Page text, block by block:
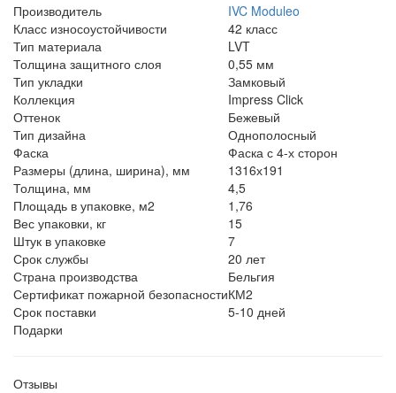
Производитель
IVC Moduleo
Класс износоустойчивости
42 класс
Тип материала
LVT
Толщина защитного слоя
0,55 мм
Тип укладки
Замковый
Коллекция
Impress Click
Оттенок
Бежевый
Тип дизайна
Однополосный
Фаска
Фаска с 4-х сторон
Размеры (длина, ширина), мм
1316х191
Толщина, мм
4,5
Площадь в упаковке, м2
1,76
Вес упаковки, кг
15
Штук в упаковке
7
Срок службы
20 лет
Страна производства
Бельгия
Сертификат пожарной безопасностиКМ2
Срок поставки
5-10 дней
Подарки
Отзывы